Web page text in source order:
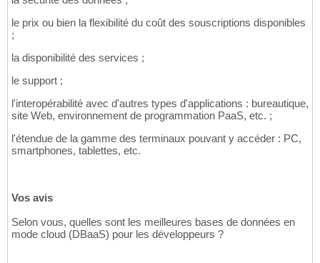
le prix ou bien la flexibilité du coût des souscriptions disponibles
;
la disponibilité des services ;
le support ;
l'interopérabilité avec d'autres types d'applications : bureautique,
site Web, environnement de programmation PaaS, etc. ;
l'étendue de la gamme des terminaux pouvant y accéder : PC,
smartphones, tablettes, etc.
Vos avis
Selon vous, quelles sont les meilleures bases de données en
mode cloud (DBaaS) pour les développeurs ?